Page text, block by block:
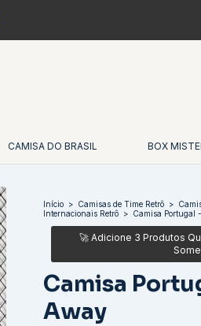
CAMISA DO BRASIL BOX
Início > Camisas de Time Retrô >
Internacionais Retrô > Camisa Portugal
Camisa
Away